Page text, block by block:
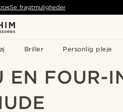
Briller Personlig pleje
- Se fragtmuligheder
os
EN FOUR-